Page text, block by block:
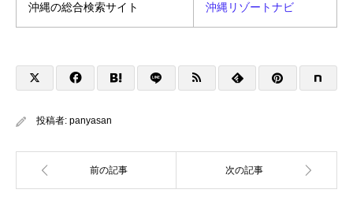
沖縄の総合検索サイト 沖縄リゾートナビ
投稿者: panyasan